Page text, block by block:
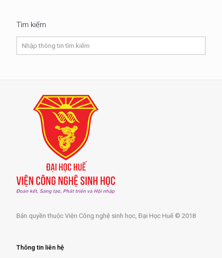
Tìm kiếm
Bản quyền thuộc Viện Công nghệ sinh học, Đại Học Huế © 2018
Thông tin liên hệ